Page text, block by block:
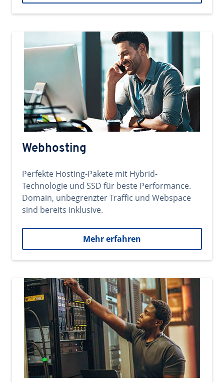
Webhosting
Perfekte Hosting-Pakete mit Hybrid-
Technologie und SSD für beste Performance.
Domain, unbegrenzter Traffic und Webspace
sind bereits inklusive.
Mehr erfahren